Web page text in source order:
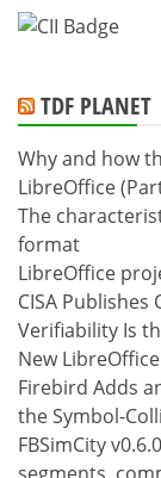
TDF PLANET
Why and how
LibreOffice
The
format
LibreOffice
CISA
Verifiability Is
New
Firebird Adds
the Symbol-
FBSimCity
segments,